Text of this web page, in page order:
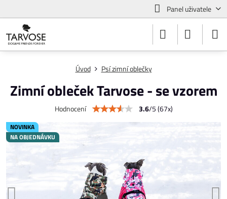
Panel uživatele
NOVINKA
NA OBJEDNÁVKU
Úvod Psí zimní oblečky
Zimní obleček Tarvose - se vzorem
Hodnocení 3.6/5(67x)